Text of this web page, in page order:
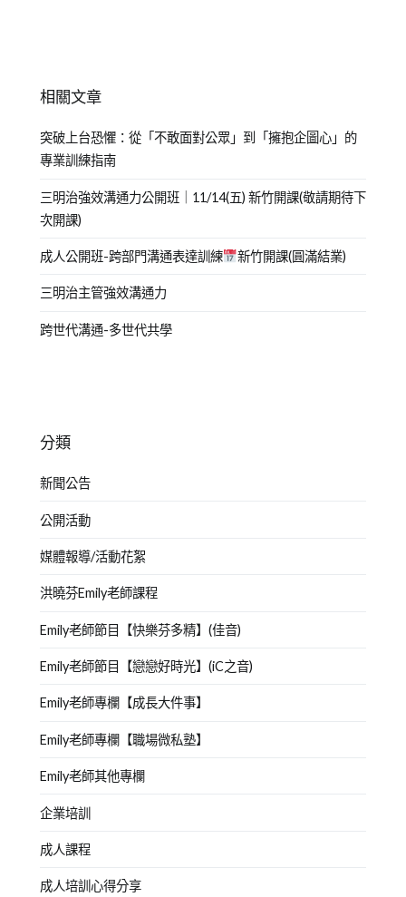
相關文章
突破上台恐懼：從「不敢面對公眾」到「擁抱企圖心」的
專業訓練指南
三明治強效溝通力公開班｜11/14(五) 新竹開課(敬請期待下
次開課)
成人公開班-跨部門溝通表達訓練 新竹開課(圓滿結業)
三明治主管強效溝通力
跨世代溝通-多世代共學
分類
新聞公告
公開活動
媒體報導/活動花絮
洪曉芬Emily老師課程
Emily老師節目【快樂芬多精】(佳音)
Emily老師節目【戀戀好時光】(iC之音)
Emily老師專欄【成長大件事】
Emily老師專欄【職場微私塾】
Emily老師其他專欄
企業培訓
成人課程
成人培訓心得分享